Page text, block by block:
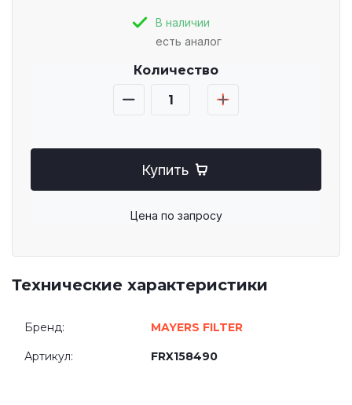
В наличии
есть аналог
Количество
Купить
Цена по запросу
Технические характеристики
Бренд: MAYERS FILTER
Артикул: FRX158490